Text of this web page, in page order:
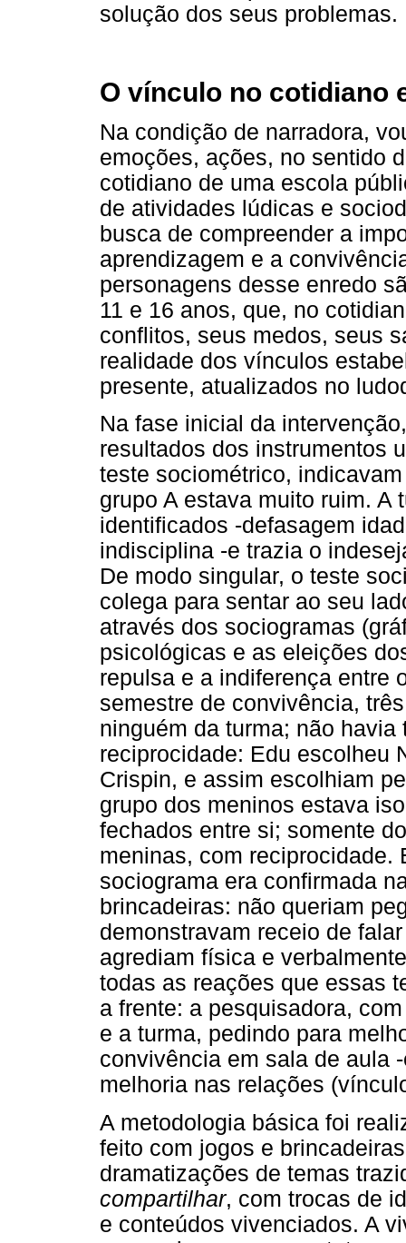
solução dos seus problemas.
O vínculo no cotidiano
Na condição de narradora,
emoções, ações, no sentido
cotidiano de uma escola
de atividades lúdicas e
busca de compreender a
aprendizagem e a
personagens desse enredo
11 e 16 anos, que, no
conflitos, seus medos, seus
realidade dos vínculos
presente, atualizados no
Na fase inicial da
resultados dos instrumentos
teste sociométrico,
grupo A estava muito ruim. A
identificados -defasagem
indisciplina -e trazia o
De modo singular, o teste
colega para sentar ao seu
através dos sociogramas
psicológicas e as eleições
repulsa e a indiferença entre
semestre de convivência,
ninguém da turma; não
reciprocidade: Edu escolheu
Crispin, e assim escolhiam
grupo dos meninos estava
fechados entre si; somente
meninas, com reciprocidade.
sociograma era confirmada
brincadeiras: não queriam
demonstravam receio de
agrediam física e
todas as reações que essas
a frente: a pesquisadora,
e a turma, pedindo para
convivência em sala de aula
melhoria nas relações
A metodologia básica foi
feito com jogos e
dramatizações de temas
compartilhar, com trocas de
e conteúdos vivenciados. A